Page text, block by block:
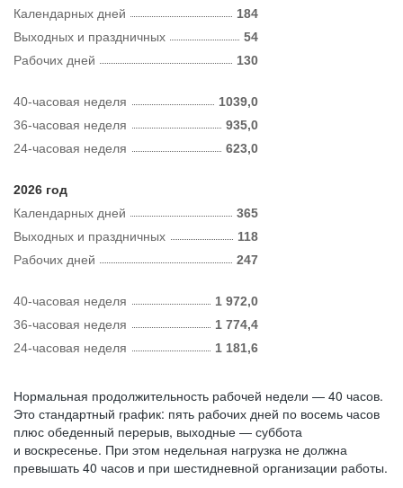
Календарных дней
184
Рабочих дней 130
Выходных и праздничных 54
40-часовая неделя
1039,0
36-часовая неделя
935,0
24-часовая неделя
623,0
2026 год
Календарных дней
365
Рабочих дней 247
Выходных и праздничных 118
40-часовая неделя
1 972,0
36-часовая неделя
1 774,4
24-часовая неделя
1 181,6
Нормальная продолжительность рабочей недели — 40 часов.
Это стандартный график: пять рабочих дней по восемь часов
плюс обеденный перерыв, выходные — суббота
и воскресенье. При этом недельная нагрузка не должна
превышать 40 часов и при шестидневной организации работы.